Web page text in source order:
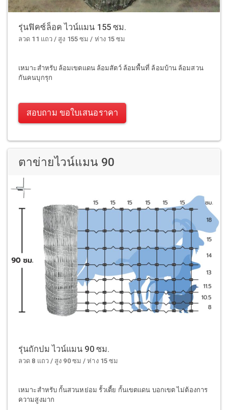
รุ่นฟิคซ์ล็อค ไวน์แมน 155 ซม.
ลวด 11 แถว / สูง 155 ซม / ห่าง 15 ซม
เหมาะสำหรับ ล้อมเขตแดน ล้อมสัตว์ ล้อมพื้นที่ ล้อมบ้าน ล้อมสวน
กันคนบุกรุก
สอบถาม ขอใบเสนอราคา
ตาข่ายไวน์แมน 90
รุ่นถักปม ไวน์แมน 90 ซม.
ลวด 8 แถว / สูง 90 ซม / ห่าง 15 ซม
เหมาะสำหรับ กั้นสวนหย่อม รั้วเตี้ย กั้นเขตแดน บอกเขต ไม่ต้องการ
ความสูงมาก